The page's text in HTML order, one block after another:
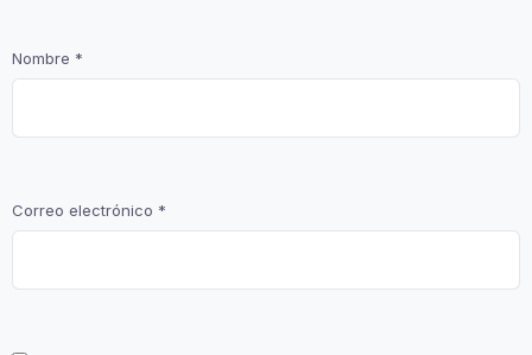
Nombre *
Correo electrónico *